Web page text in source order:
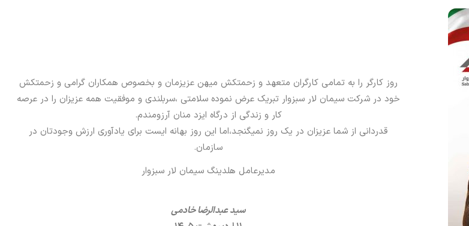
روز کارگر را به تمامی کارگران متعهد و زحمتکش میهن عزیزمان و بخصوص همکاران گرامی و زحمتکش
خود در شرکت سیمان لار سبزوار تبریک عرض نموده سلامتی ،سربلندی و موفقیت همه عزیزان را در عرصه
کار و زندگی از درگاه ایزد منان آرزومندم.
قدردانی از شما عزیزان در یک روز نمیگنجد،اما این روز بهانه ایست برای یادآوری ارزش وجودتان در
سازمان.
مدیرعامل هلدینگ سیمان لار سبزوار
سید عبدالرضا خادمی